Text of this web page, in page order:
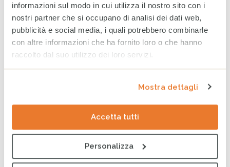
informazioni sul modo in cui utilizza il nostro sito con i
nostri partner che si occupano di analisi dei dati web,
pubblicità e social media, i quali potrebbero combinarle
con altre informazioni che ha fornito loro o che hanno
raccolto dal suo utilizzo dei loro servizi.
Mostra dettagli
Accetta tutti
Personalizza
ARCHIVIO
Settembre